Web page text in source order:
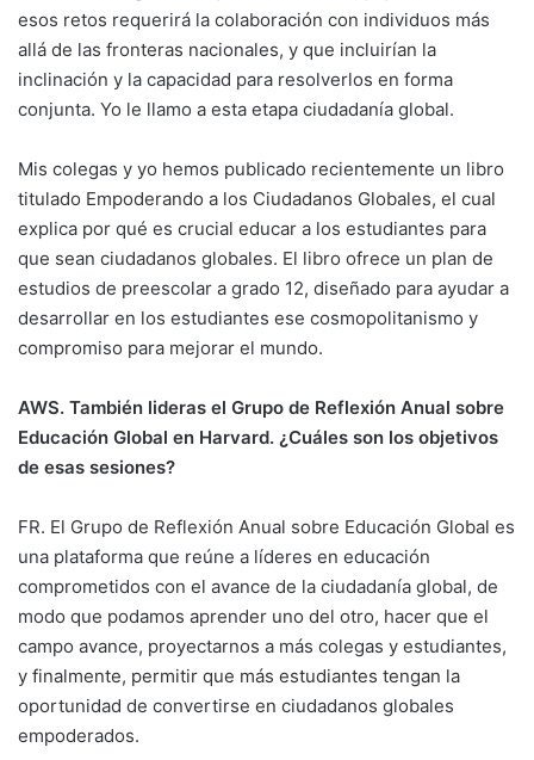
esos retos requerirá la colaboración con individuos más
allá de las fronteras nacionales, y que incluirían la
inclinación y la capacidad para resolverlos en forma
conjunta. Yo le llamo a esta etapa ciudadanía global.
Mis colegas y yo hemos publicado recientemente un libro
titulado Empoderando a los Ciudadanos Globales, el cual
explica por qué es crucial educar a los estudiantes para
que sean ciudadanos globales. El libro ofrece un plan de
estudios de preescolar a grado 12, diseñado para ayudar a
desarrollar en los estudiantes ese cosmopolitanismo y
compromiso para mejorar el mundo.
AWS. También lideras el Grupo de Reflexión Anual sobre
Educación Global en Harvard. ¿Cuáles son los objetivos
de esas sesiones?
FR. El Grupo de Reflexión Anual sobre Educación Global es
una plataforma que reúne a líderes en educación
comprometidos con el avance de la ciudadanía global, de
modo que podamos aprender uno del otro, hacer que el
campo avance, proyectarnos a más colegas y estudiantes,
y finalmente, permitir que más estudiantes tengan la
oportunidad de convertirse en ciudadanos globales
empoderados.